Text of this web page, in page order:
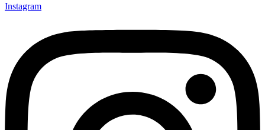
Instagram